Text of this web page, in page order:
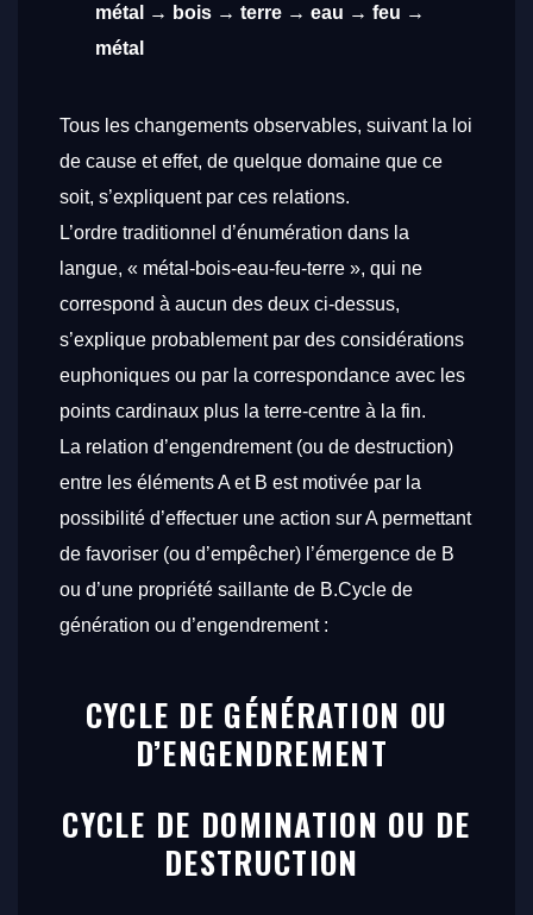
métal → bois → terre → eau → feu →
métal
Tous les changements observables, suivant la loi
de cause et effet, de quelque domaine que ce
soit, s’expliquent par ces relations.
L’ordre traditionnel d’énumération dans la
langue, « métal-bois-eau-feu-terre », qui ne
correspond à aucun des deux ci-dessus,
s’explique probablement par des considérations
euphoniques ou par la correspondance avec les
points cardinaux plus la terre-centre à la fin.
La relation d’engendrement (ou de destruction)
entre les éléments A et B est motivée par la
possibilité d’effectuer une action sur A permettant
de favoriser (ou d’empêcher) l’émergence de B
ou d’une propriété saillante de B.Cycle de
génération ou d’engendrement :
CYCLE DE GÉNÉRATION OU
D’ENGENDREMENT
CYCLE DE DOMINATION OU DE
DESTRUCTION